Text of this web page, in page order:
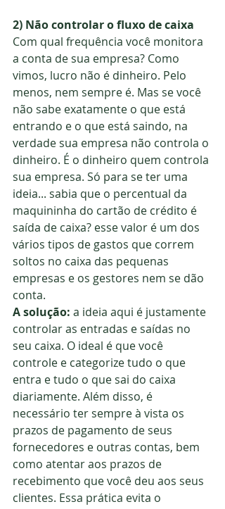
2) Não controlar o fluxo de caixa
Com qual frequência você monitora
a conta de sua empresa? Como
vimos, lucro não é dinheiro. Pelo
menos, nem sempre é. Mas se você
não sabe exatamente o que está
entrando e o que está saindo, na
verdade sua empresa não controla o
dinheiro. É o dinheiro quem controla
sua empresa. Só para se ter uma
ideia... sabia que o percentual da
maquininha do cartão de crédito é
saída de caixa? esse valor é um dos
vários tipos de gastos que correm
soltos no caixa das pequenas
empresas e os gestores nem se dão
conta.
A solução: a ideia aqui é justamente
controlar as entradas e saídas no
seu caixa. O ideal é que você
controle e categorize tudo o que
entra e tudo o que sai do caixa
diariamente. Além disso, é
necessário ter sempre à vista os
prazos de pagamento de seus
fornecedores e outras contas, bem
como atentar aos prazos de
recebimento que você deu aos seus
clientes. Essa prática evita o